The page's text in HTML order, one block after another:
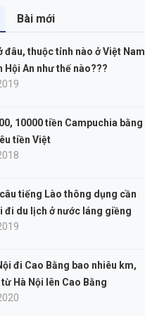
Bài mới
đâu, thuộc tỉnh nào ở Việt Nam
Hội An như thế nào???
10000 tiền Campuchia bằng
tiền Việt
tiếng Lào thông dụng cần
đi du lịch ở nước láng giềng
đi Cao Bằng bao nhiêu km,
Hà Nội lên Cao Bằng